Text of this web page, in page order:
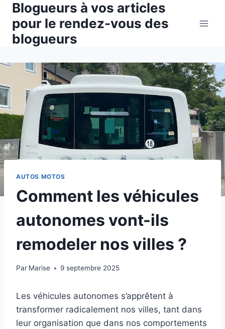
Aller
contenu
Blogueurs à vos articles
pour le rendez-vous des
blogueurs
AUTOS MOTOS
Comment les véhicules
autonomes vont-ils
remodeler nos villes ?
Par Marise 9 septembre 2025
Les véhicules autonomes s’apprêtent à
transformer radicalement nos villes, tant dans
leur organisation que dans nos comportements